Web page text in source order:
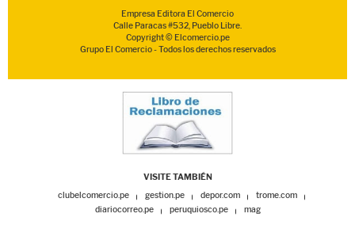
Empresa Editora El Comercio
Calle Paracas #532, Pueblo Libre.
Copyright © Elcomercio.pe
Grupo El Comercio - Todos los derechos reservados
VISITE TAMBIÉN
clubelcomercio.pe
gestion.pe depor.com
trome.com
diariocorreo.pe
peruquiosco.pe mag